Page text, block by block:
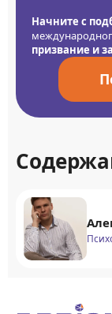
Начните с
призвание и